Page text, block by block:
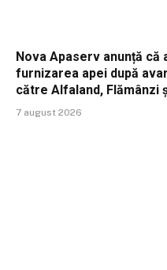
Nova Apaserv anunță că
furnizarea apei după
către Alfaland, Flămânzi
7 august 2026